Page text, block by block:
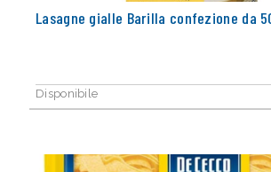
Lasagne gialle Barilla confezione da
Disponibile